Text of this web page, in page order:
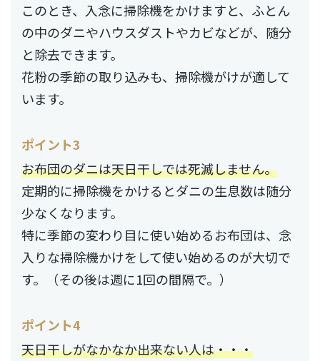
このとき、入念に掃除機をかけますと、ふとん
の中のダニやハウスダストやカビなどが、随分
と除去できます。
花粉の季節の取り込みも、掃除機がけが適して
います。
ポイント3
お布団のダニは天日干しでは死滅しません。
定期的に掃除機をかけるとダニの生息数は随分
少なくなります。
特に季節の変わり目に使い始めるお布団は、念
入りな掃除機かけをして使い始めるのが大切で
す。（その後は週に1回の間隔で。）
ポイント4
天日干しがなかなか出来ない人は・・・